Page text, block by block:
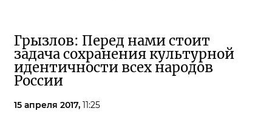
Грызлов: Перед нами стоит
задача сохранения культурной
идентичности всех народов
России
15 апреля 2017, 11:25